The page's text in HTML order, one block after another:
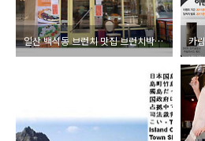
일산 백석동 브런치 맛집 브런치박스 피쉬앤칩스 강추